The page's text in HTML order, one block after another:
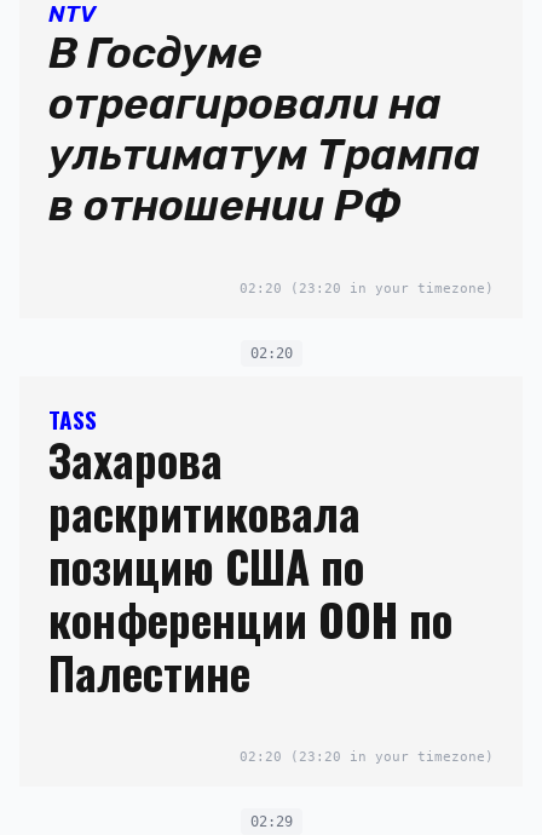
NTV
В Госдуме
отреагировали на
ультиматум Трампа
в отношении РФ
02:20 (23:20 in your timezone)
02:20
TASS
Захарова
раскритиковала
позицию США по
конференции ООН по
Палестине
02:20 (23:20 in your timezone)
02:29